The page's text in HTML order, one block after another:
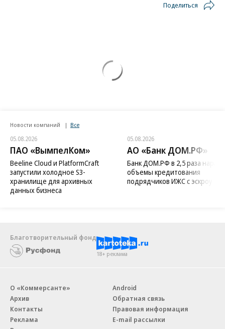
Поделиться
Новости компаний Все
05.08.2026
ПАО «ВымпелКом»
Beeline Cloud и PlatformCraft
запустили холодное S3-
хранилище для архивных
данных бизнеса
05.08.2026
АО «Банк ДОМ.РФ»
Банк ДОМ.РФ в 2,5 раза
объемы кредитования
подрядчиков ИЖС с эскроу
Благотворительный фонд
18+ реклама
О «Коммерсанте»
Архив
Контакты
Реклама
Android
Обратная связь
Правовая информация
E-mail рассылки